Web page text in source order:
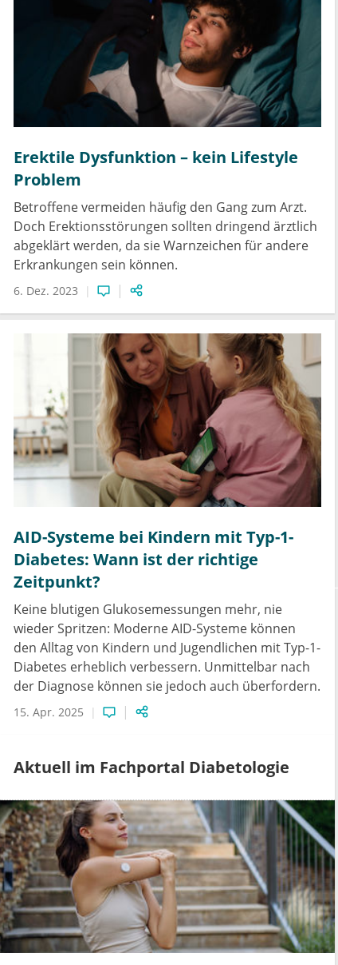
Erektile Dysfunktion – kein Lifestyle
Problem
Betroffene vermeiden häufig den Gang zum Arzt.
Doch Erektionsstörungen sollten dringend ärztlich
abgeklärt werden, da sie Warnzeichen für andere
Erkrankungen sein können.
6. Dez. 2023
AID-Systeme bei Kindern mit Typ-1-
Diabetes: Wann ist der richtige
Zeitpunkt?
Keine blutigen Glukosemessungen mehr, nie
wieder Spritzen: Moderne AID-Systeme können
den Alltag von Kindern und Jugendlichen mit Typ-1-
Diabetes erheblich verbessern. Unmittelbar nach
der Diagnose können sie jedoch auch überfordern.
15. Apr. 2025
Aktuell im Fachportal Diabetologie